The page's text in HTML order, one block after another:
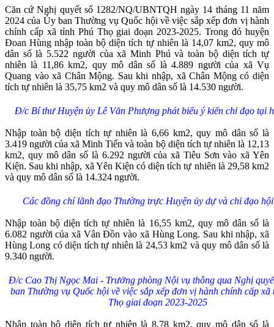
Căn cứ Nghị quyết số 1282/NQ/UBNTQH ngày 14 tháng 11 năm
2024 của Ủy ban Thường vụ Quốc hội về việc sắp xếp đơn vị hành
chính cấp xã tỉnh Phú Thọ giai đoạn 2023-2025. Trong đó huyện
Đoan Hùng nhập toàn bộ diện tích tự nhiên là 14,07 km2, quy mô
dân số là 5.522 người của xã Minh Phú và toàn bộ diện tích tự
nhiên là 11,86 km2, quy mô dân số là 4.889 người của xã Vụ
Quang vào xã Chân Mộng. Sau khi nhập, xã Chân Mộng có diện
tích tự nhiên là 35,75 km2 và quy mô dân số là 14.530 người.
Đ/c Bí thư Huyện ủy Lê Văn Phượng phát biểu ý kiến chỉ đạo tại
Nhập toàn bộ diện tích tự nhiên là 6,66 km2, quy mô dân số là
3.419 người của xã Minh Tiến và toàn bộ diện tích tự nhiên là 12,13
km2, quy mô dân số là 6.292 người của xã Tiêu Sơn vào xã Yên
Kiện. Sau khi nhập, xã Yên Kiện có diện tích tự nhiên là 29,58 km2
và quy mô dân số là 14.324 người.
Các đồng chí lãnh đạo Thường trực Huyện ủy dự và chỉ đạo
Nhập toàn bộ diện tích tự nhiên là 16,55 km2, quy mô dân số là
6.082 người của xã Vân Đồn vào xã Hùng Long. Sau khi nhập, xã
Hùng Long có diện tích tự nhiên là 24,53 km2 và quy mô dân số là
9.340 người.
Đ/c Cao Thị Ngọc Mai - Trưởng phòng Nội vụ thông qua Nghị
ban Thường vụ Quốc hội về việc sắp xếp đơn vị hành chính cấp xã
Thọ giai đoạn 2023-2025
Nhập toàn bộ diện tích tự nhiên là 8,78 km2, quy mô dân số là